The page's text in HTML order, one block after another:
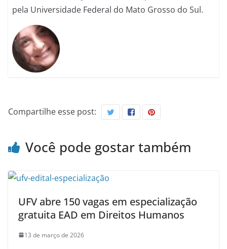
pela Universidade Federal do Mato Grosso do Sul.
Compartilhe esse post:
Você pode gostar também
UFV abre 150 vagas em especialização
gratuita EAD em Direitos Humanos
13 de março de 2026